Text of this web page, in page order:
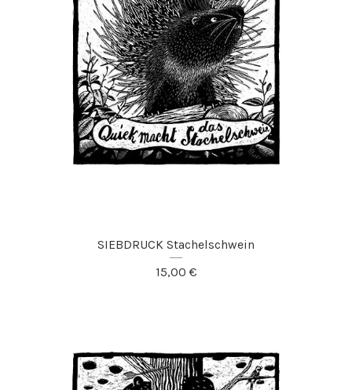
SIEBDRUCK Stachelschwein
15,00 €